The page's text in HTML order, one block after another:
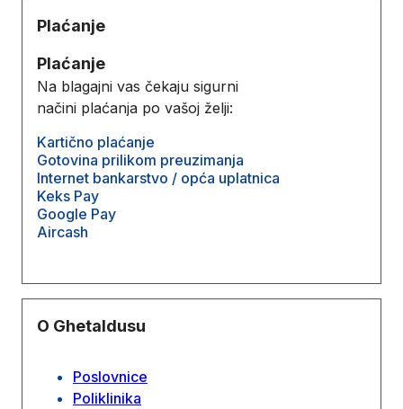
Plaćanje
Plaćanje
Na blagajni vas čekaju sigurni
načini plaćanja po vašoj želji:
Kartično plaćanje
Gotovina prilikom preuzimanja
Internet bankarstvo / opća uplatnica
Keks Pay
Google Pay
Aircash
O Ghetaldusu
Poslovnice
Poliklinika